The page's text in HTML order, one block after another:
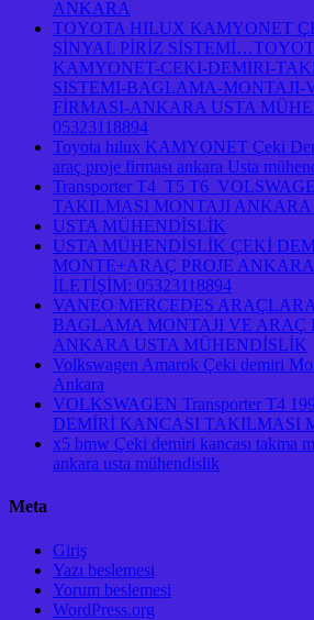
ANKARA
TOYOTA HILUX KAMYONET
SİNYAL PİRİZ
KAMYONET-CEKI-DEMIRI-
SISTEMI-BAGLAMA-MONTAJI-
FİRMASI-ANKARA USTA
05323118894
Toyota hılux KAMYONET Çeki
araç proje firması ankara Usta
Transporter T4 T5 T6
TAKILMASI MONTAJI
USTA MÜHENDİSLİK
USTA MÜHENDİSLİK ÇEKİ
MONTE+ARAÇ PROJE
İLETİŞİM: 05323118894
VANEO MERCEDES
BAGLAMA MONTAJI VE ARAÇ
ANKARA USTA MÜHENDİSLİK
Volkswagen Amarok Çeki demiri
Ankara
VOLKSWAGEN Transporter T4
DEMİRİ KANCASI TAKILMASI
x5 bmw Çeki demiri kancası takma
ankara usta mühendislik
Meta
Giriş
Yazı beslemesi
Yorum beslemesi
WordPress.org